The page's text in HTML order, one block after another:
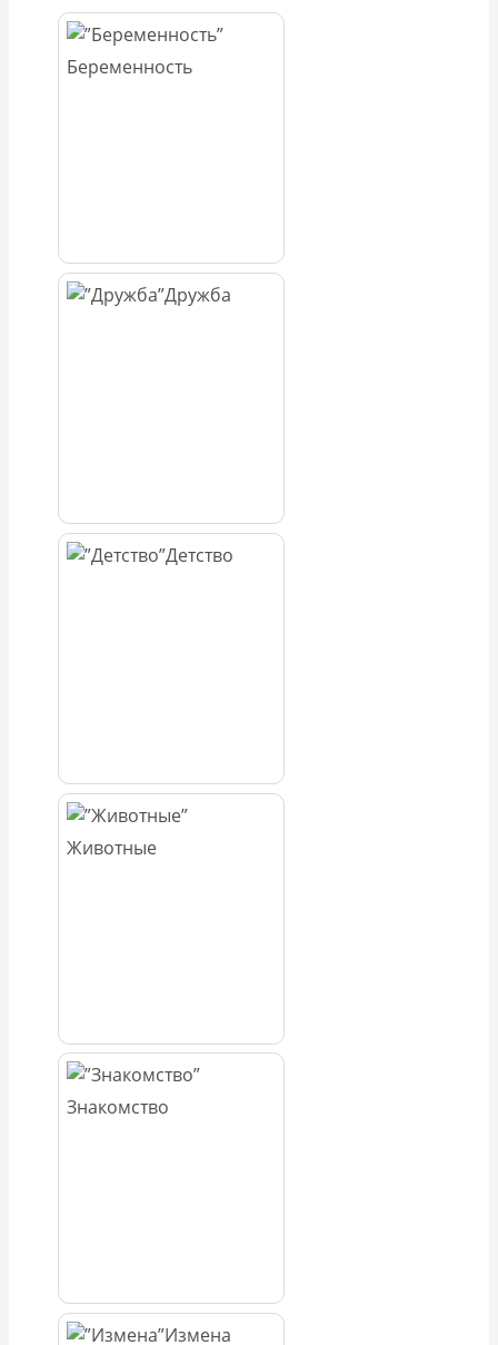
Беременность
Дружба
Детство
Животные
Знакомство
Измена